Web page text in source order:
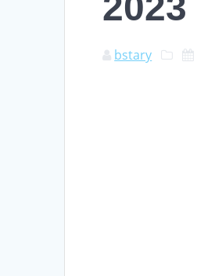
bstary